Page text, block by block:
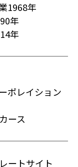
1968年
年
年
ポレイション
ース
ートサイト